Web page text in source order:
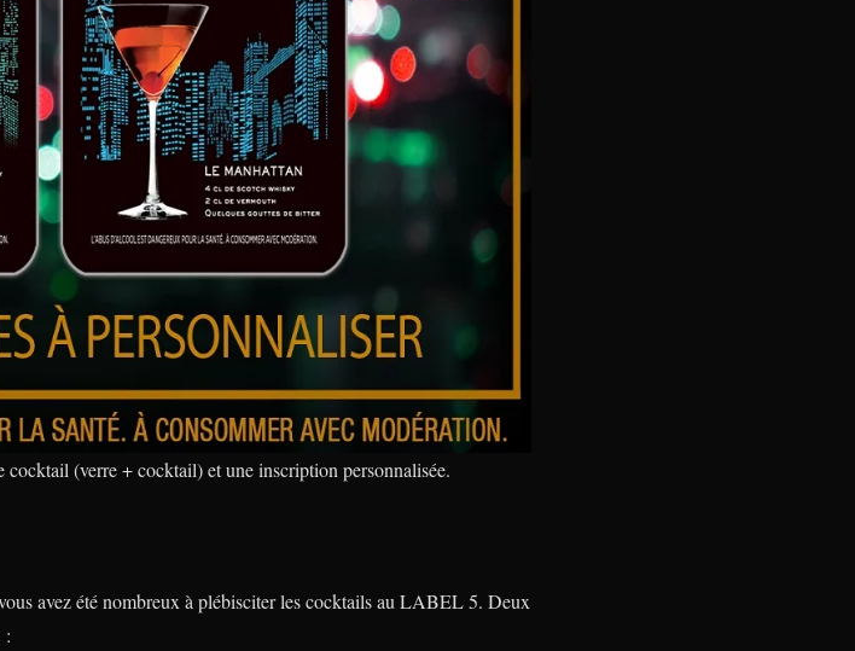
(verre + cocktail) et une inscription personnalisée.
avez été nombreux à plébisciter les cocktails au LABEL 5. Deux
: